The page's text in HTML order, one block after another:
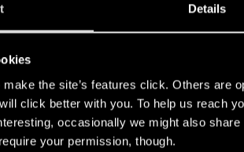
Details
make the site’s features click. Others are
click better with you. To help us reach
occasionally we might also
your permission, though.
aspectos menores del modo foto
opciones deslizantes, errores de
funciones, etcétera.
(color)